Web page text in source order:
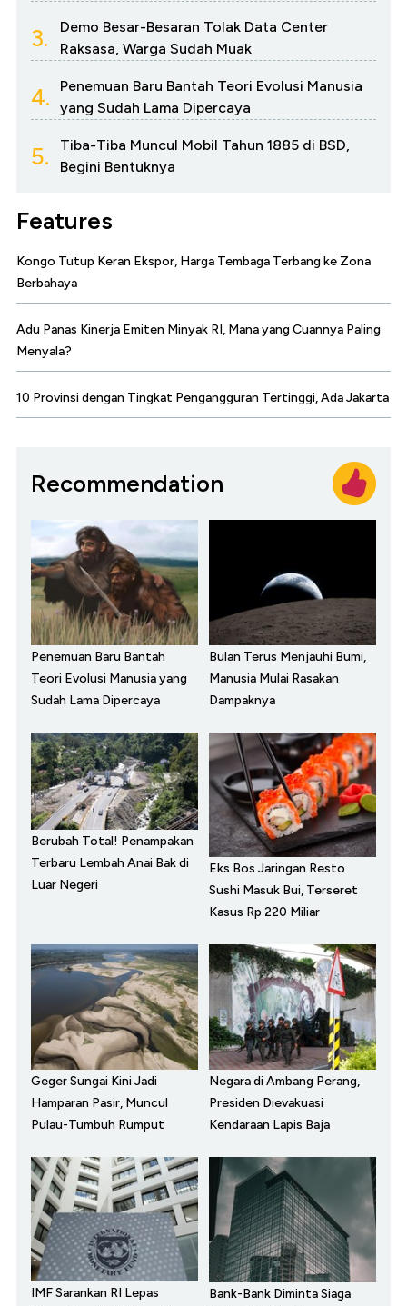
3.
Demo Besar-Besaran Tolak Data Center
Raksasa, Warga Sudah Muak
4.
Penemuan Baru Bantah Teori Evolusi Manusia
yang Sudah Lama Dipercaya
5.
Tiba-Tiba Muncul Mobil Tahun 1885 di BSD,
Begini Bentuknya
Features
Kongo Tutup Keran Ekspor, Harga Tembaga Terbang ke Zona
Berbahaya
Adu Panas Kinerja Emiten Minyak RI, Mana yang Cuannya Paling
Menyala?
10 Provinsi dengan Tingkat Pengangguran Tertinggi, Ada Jakarta
Recommendation
Penemuan Baru Bantah
Teori Evolusi Manusia yang
Sudah Lama Dipercaya
Bulan Terus Menjauhi Bumi,
Manusia Mulai Rasakan
Dampaknya
Berubah Total! Penampakan
Terbaru Lembah Anai Bak di
Luar Negeri
Eks Bos Jaringan Resto
Sushi Masuk Bui, Terseret
Kasus Rp 220 Miliar
Geger Sungai Kini Jadi
Hamparan Pasir, Muncul
Pulau-Tumbuh Rumput
Negara di Ambang Perang,
Presiden Dievakuasi
Kendaraan Lapis Baja
IMF Sarankan RI Lepas
Bank-Bank Diminta Siaga